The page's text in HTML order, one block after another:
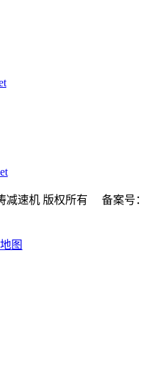
减速机 版权所有 备案号：
图